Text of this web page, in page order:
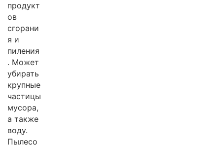
продукт
ов
сгорани
я и
пиления
. Может
убирать
крупные
частицы
мусора,
а также
воду.
Пылесо